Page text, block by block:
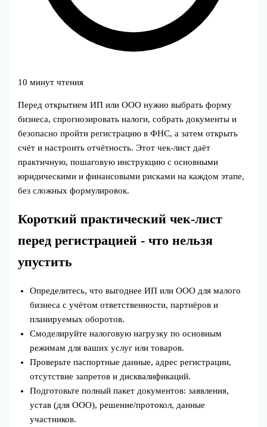
10 минут чтения
Перед открытием ИП или ООО нужно выбрать форму
бизнеса, спрогнозировать налоги, собрать документы и
безопасно пройти регистрацию в ФНС, а затем открыть
счёт и настроить отчётность. Этот чек-лист даёт
практичную, пошаговую инструкцию с основными
юридическими и финансовыми рисками на каждом этапе,
без сложных формулировок.
Короткий практический чек-лист
перед регистрацией - что нельзя
упустить
Определитесь, что выгоднее ИП или ООО для малого
бизнеса с учётом ответственности, партнёров и
планируемых оборотов.
Смоделируйте налоговую нагрузку по основным
режимам для ваших услуг или товаров.
Проверьте паспортные данные, адрес регистрации,
отсутствие запретов и дисквалификаций.
Подготовьте полный пакет документов: заявления,
устав (для ООО), решение/протокол, данные
участников.